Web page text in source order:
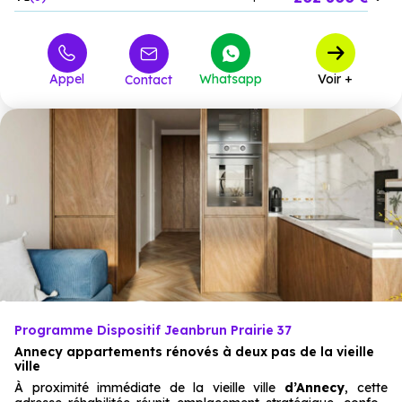
à partir de 516 000 €
Appel Contact Whatsapp Voir +
Programme Dispositif Jeanbrun Prairie 37
Annecy appartements rénovés à deux pas de la vieille
ville
À proximité immédiate de la vieille ville d’Annecy, cette